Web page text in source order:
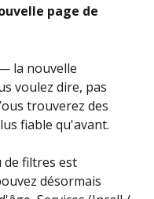
page de
la nouvelle
voulez dire, pas
trouverez des
fiable qu'avant.
filtres est
désormais